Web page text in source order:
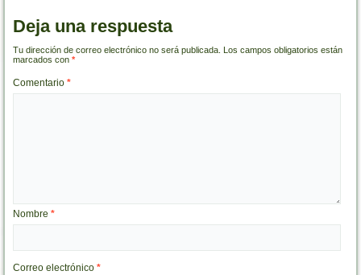
Deja una respuesta
Tu dirección de correo electrónico no será publicada. Los campos obligatorios están
marcados con*
Comentario*
Nombre*
Correo electrónico*